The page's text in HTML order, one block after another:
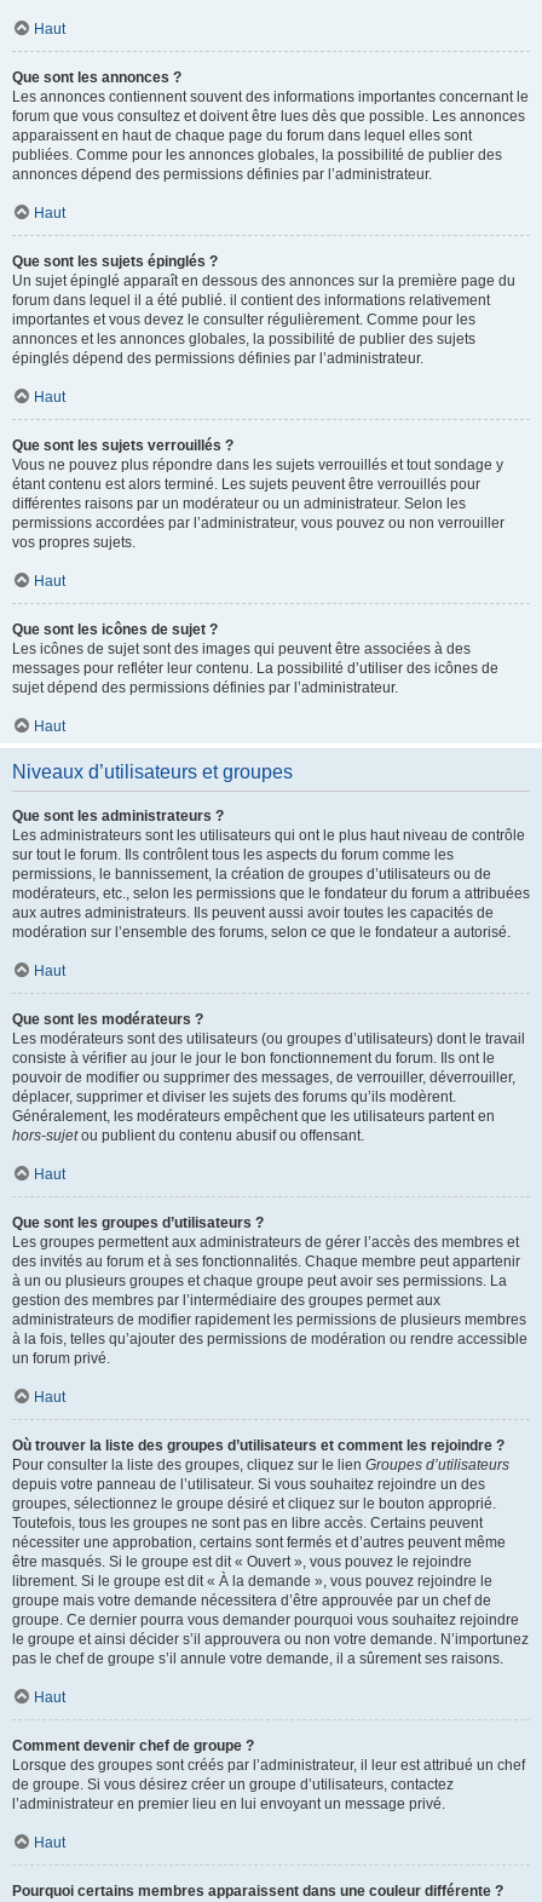
Haut
Que sont les annonces ?
Les annonces contiennent souvent des informations importantes concernant le
forum que vous consultez et doivent être lues dès que possible. Les annonces
apparaissent en haut de chaque page du forum dans lequel elles sont
publiées. Comme pour les annonces globales, la possibilité de publier des
annonces dépend des permissions définies par l’administrateur.
Haut
Que sont les sujets épinglés ?
Un sujet épinglé apparaît en dessous des annonces sur la première page du
forum dans lequel il a été publié. il contient des informations relativement
importantes et vous devez le consulter régulièrement. Comme pour les
annonces et les annonces globales, la possibilité de publier des sujets
épinglés dépend des permissions définies par l’administrateur.
Haut
Que sont les sujets verrouillés ?
Vous ne pouvez plus répondre dans les sujets verrouillés et tout sondage y
étant contenu est alors terminé. Les sujets peuvent être verrouillés pour
différentes raisons par un modérateur ou un administrateur. Selon les
permissions accordées par l’administrateur, vous pouvez ou non verrouiller
vos propres sujets.
Haut
Que sont les icônes de sujet ?
Les icônes de sujet sont des images qui peuvent être associées à des
messages pour refléter leur contenu. La possibilité d’utiliser des icônes de
sujet dépend des permissions définies par l’administrateur.
Haut
Niveaux d’utilisateurs et groupes
Que sont les administrateurs ?
Les administrateurs sont les utilisateurs qui ont le plus haut niveau de contrôle
sur tout le forum. Ils contrôlent tous les aspects du forum comme les
permissions, le bannissement, la création de groupes d’utilisateurs ou de
modérateurs, etc., selon les permissions que le fondateur du forum a attribuées
aux autres administrateurs. Ils peuvent aussi avoir toutes les capacités de
modération sur l’ensemble des forums, selon ce que le fondateur a autorisé.
Haut
Que sont les modérateurs ?
Les modérateurs sont des utilisateurs (ou groupes d’utilisateurs) dont le travail
consiste à vérifier au jour le jour le bon fonctionnement du forum. Ils ont le
pouvoir de modifier ou supprimer des messages, de verrouiller, déverrouiller,
déplacer, supprimer et diviser les sujets des forums qu’ils modèrent.
Généralement, les modérateurs empêchent que les utilisateurs partent en
hors-sujetou publient du contenu abusif ou offensant.
Haut
Que sont les groupes d’utilisateurs ?
Les groupes permettent aux administrateurs de gérer l’accès des membres et
des invités au forum et à ses fonctionnalités. Chaque membre peut appartenir
à un ou plusieurs groupes et chaque groupe peut avoir ses permissions. La
gestion des membres par l’intermédiaire des groupes permet aux
administrateurs de modifier rapidement les permissions de plusieurs membres
à la fois, telles qu’ajouter des permissions de modération ou rendre accessible
un forum privé.
Haut
Où trouver la liste des groupes d’utilisateurs et comment les rejoindre ?
Pour consulter la liste des groupes, cliquez sur le lien Groupes d’utilisateurs
depuis votre panneau de l’utilisateur. Si vous souhaitez rejoindre un des
groupes, sélectionnez le groupe désiré et cliquez sur le bouton approprié.
Toutefois, tous les groupes ne sont pas en libre accès. Certains peuvent
nécessiter une approbation, certains sont fermés et d’autres peuvent même
être masqués. Si le groupe est dit « Ouvert », vous pouvez le rejoindre
librement. Si le groupe est dit « À la demande », vous pouvez rejoindre le
groupe mais votre demande nécessitera d’être approuvée par un chef de
groupe. Ce dernier pourra vous demander pourquoi vous souhaitez rejoindre
le groupe et ainsi décider s’il approuvera ou non votre demande. N’importunez
pas le chef de groupe s’il annule votre demande, il a sûrement ses raisons.
Haut
Comment devenir chef de groupe ?
Lorsque des groupes sont créés par l’administrateur, il leur est attribué un chef
de groupe. Si vous désirez créer un groupe d’utilisateurs, contactez
l’administrateur en premier lieu en lui envoyant un message privé.
Haut
Pourquoi certains membres apparaissent dans une couleur différente ?